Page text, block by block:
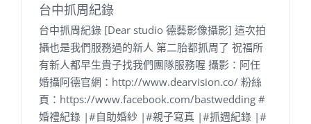
台中抓周紀錄
台中抓周紀錄 [Dear studio 德藝影像攝影] 這次拍
攝也是我們服務過的新人 第二胎都抓周了 祝福所
有新人都早生貴子找我們團隊服務喔 攝影：阿任
婚攝阿德官網：http://www.dearvision.co/ 粉絲
頁：https://www.facebook.com/bastwedding #
婚禮紀錄 |#自助婚紗 |#親子寫真 |#抓週紀錄 |#